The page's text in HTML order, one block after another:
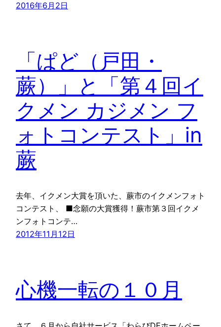
2016年6月2日
「ぱど（戸田・
蕨）」と「第４回イ
クメン カジメン フ
ォトコンテスト」in
蕨
去年、イクメン大賞を頂いた、蕨市のイクメンフォト
コンテスト、 ■念願の大賞獲得！蕨市第３回イクメ
ンフォトコンテ…
2012年11月12日
心機一転の１０月